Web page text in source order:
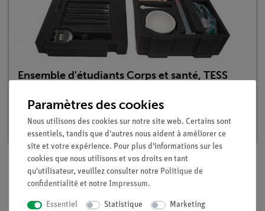
Ensemble d'étudiants Corps et santé, TESS
Article n°. 15247-88 | Type : Set
Délai de livraison : 1 à 2 semaines
Contenu de livraison
Paramètres des cookies
Nous utilisons des cookies sur notre site web. Certains sont
essentiels, tandis que d'autres nous aident à améliorer ce
site et votre expérience. Pour plus d'informations sur les
cookies que nous utilisons et vos droits en tant
qu'utilisateur, veuillez consulter notre Politique de
confidentialité et notre Impressum.
Essentiel Statistique Marketing